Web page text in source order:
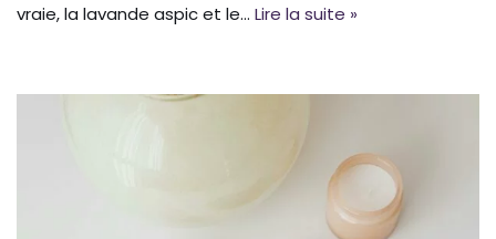
vraie, la lavande aspic et le… Lire la suite »